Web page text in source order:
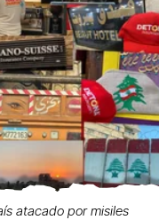
atacado por misiles